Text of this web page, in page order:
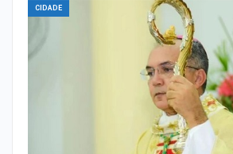
CIDADE